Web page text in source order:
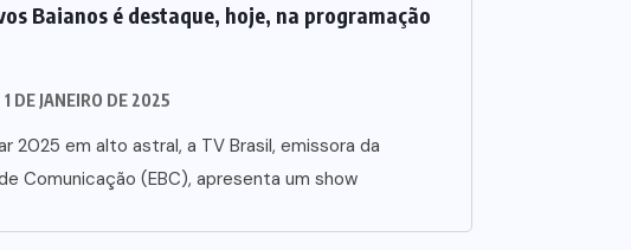
Baianos é destaque, hoje, na programação
1 DE JANEIRO DE 2025
2025 em alto astral, a TV Brasil, emissora da
Comunicação (EBC), apresenta um show